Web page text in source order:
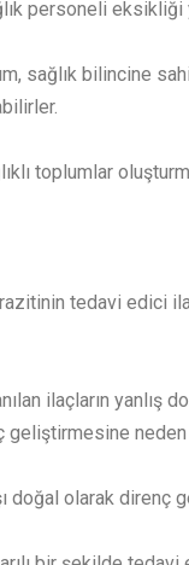
personeli
sağlık bilincine
toplumlar
tedavi edici
ilaçların yanlış
geliştirmesine
doğal olarak direnç